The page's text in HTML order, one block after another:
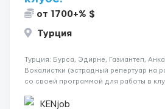
от 1700+% $
Турция
Турция: Бурса, Эдирне, Газиантеп,
Вокалистки (эстрадный репертуар на
со своей программой для работы в
одного до трех месяцев. Мед.
KENjob